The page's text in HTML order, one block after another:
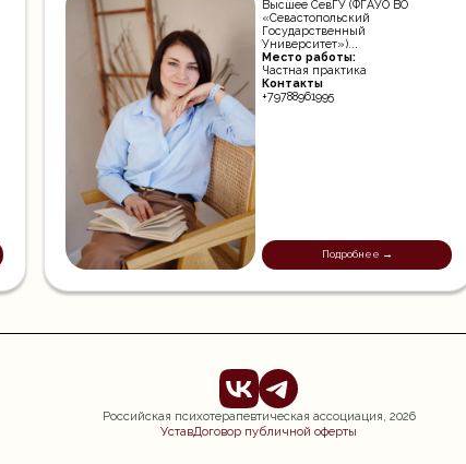
Высшее СевГУ (ФГАУО ВО
«Севастопольский
Государственный
Университет»)...
Место работы:
Частная практика
Контакты
+79788961995
Подробнее →
Российская психотерапевтическая ассоциация, 2026
УставДоговор публичной оферты